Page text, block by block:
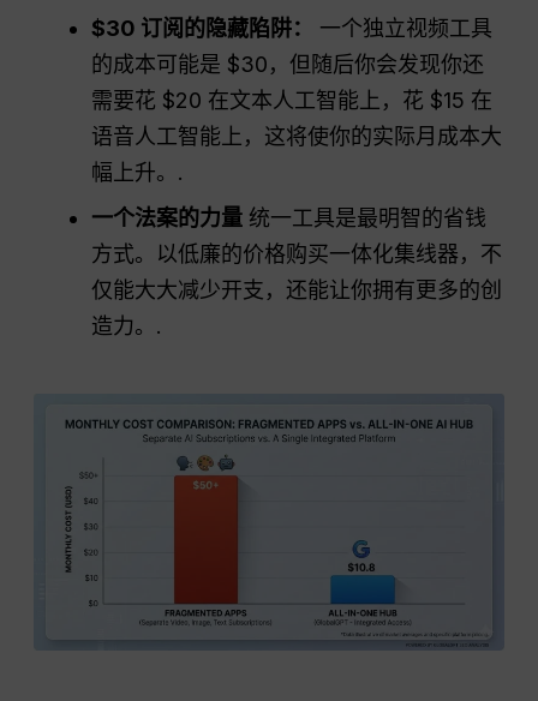
$30 订阅的隐藏陷阱：
一个独立视频工具
的成本可能是 $30，但随后你会发现你还
需要花 $20 在文本人工智能上，花 $15 在
语音人工智能上，这将使你的实际月成本大
幅上升。.
一个法案的力量 统一工具是最明智的省钱
方式。以低廉的价格购买一体化集线器，不
仅能大大减少开支，还能让你拥有更多的创
造力。.